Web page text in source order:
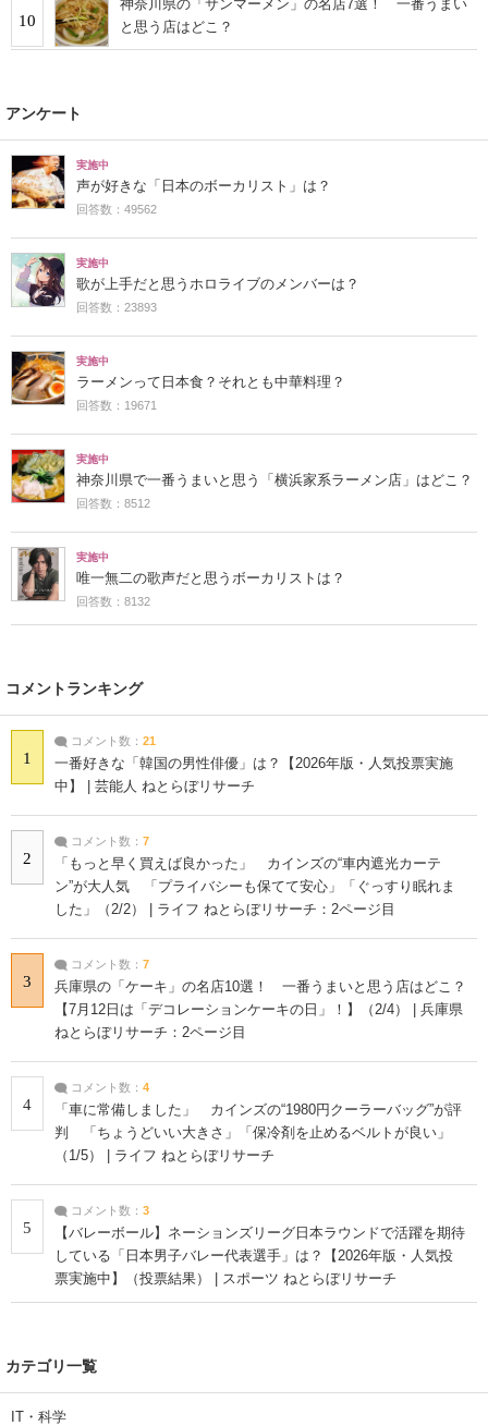
10
神奈川県の「サンマーメン」の名店7選！ 一番うまい
と思う店はどこ？
アンケート
実施中
声が好きな「日本のボーカリスト」は？
回答数：49562
実施中
歌が上手だと思うホロライブのメンバーは？
回答数：23893
実施中
ラーメンって日本食？それとも中華料理？
回答数：19671
実施中
神奈川県で一番うまいと思う「横浜家系ラーメン店」はどこ？
回答数：8512
実施中
唯一無二の歌声だと思うボーカリストは？
回答数：8132
コメントランキング
1
コメント数： 21
一番好きな「韓国の男性俳優」は？【2026年版・人気投票実施
中】 | 芸能人 ねとらぼリサーチ
2
コメント数： 7
「もっと早く買えば良かった」 カインズの“車内遮光カーテ
ン”が大人気 「プライバシーも保てて安心」「ぐっすり眠れま
した」（2/2） | ライフ ねとらぼリサーチ：2ページ目
3
コメント数： 7
兵庫県の「ケーキ」の名店10選！ 一番うまいと思う店はどこ？
【7月12日は「デコレーションケーキの日」！】（2/4） | 兵庫県
ねとらぼリサーチ：2ページ目
4
コメント数： 4
「車に常備しました」 カインズの“1980円クーラーバッグ”が評
判 「ちょうどいい大きさ」「保冷剤を止めるベルトが良い」
（1/5） | ライフ ねとらぼリサーチ
5
コメント数： 3
【バレーボール】ネーションズリーグ日本ラウンドで活躍を期待
している「日本男子バレー代表選手」は？【2026年版・人気投
票実施中】（投票結果） | スポーツ ねとらぼリサーチ
カテゴリ一覧
IT・科学